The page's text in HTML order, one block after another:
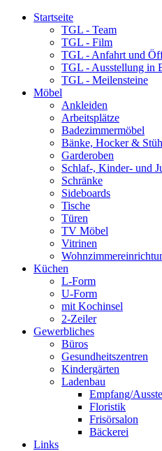
Startseite
TGL - Team
TGL - Film
TGL - Anfahrt und
TGL - Ausstellung in
TGL - Meilensteine
Möbel
Ankleiden
Arbeitsplätze
Badezimmermöbel
Bänke, Hocker &
Garderoben
Schlaf-, Kinder- und
Schränke
Sideboards
Tische
Türen
TV Möbel
Vitrinen
Küchen
L-Form
U-Form
mit Kochinsel
2-Zeiler
Gewerbliches
Büros
Gesundheitszentren
Kindergärten
Ladenbau
Empfang/
Floristik
Frisörsalon
Bäckerei
Links